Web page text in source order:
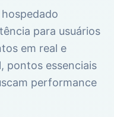
hospedado
para usuários
em real e
pontos essenciais
performance